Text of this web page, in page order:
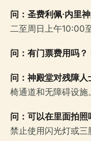
问：圣费利佩·内里
二至周日上午10:00
问：有门票费用吗？
问：神殿堂对残障人
椅通道和无障碍设施。
问：可以在里面拍照
禁止使用闪光灯或三